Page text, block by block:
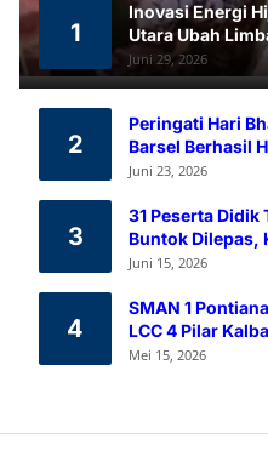
1
Inovasi Energi
Utara Ubah
Ramah
Juni 29, 2026
2
Peringati Hari
Barsel Berhasil
Melalui Aksi
Juni 23, 2026
3
31 Peserta Didik
Buntok Dilepas,
Pendidikan
Juni 15, 2026
4
SMAN 1
LCC 4 Pilar
Mei 15, 2026